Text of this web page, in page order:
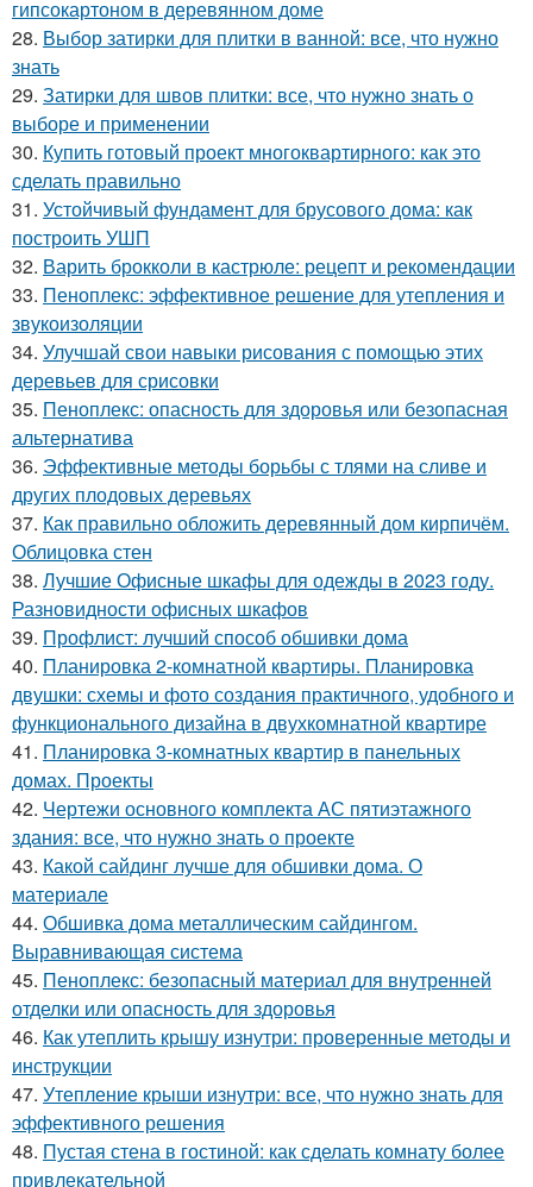
гипсокартоном в деревянном доме
28. Выбор затирки для плитки в ванной: все, что нужно
знать
29. Затирки для швов плитки: все, что нужно знать о
выборе и применении
30. Купить готовый проект многоквартирного: как это
сделать правильно
31. Устойчивый фундамент для брусового дома: как
построить УШП
32. Варить брокколи в кастрюле: рецепт и рекомендации
33. Пеноплекс: эффективное решение для утепления и
звукоизоляции
34. Улучшай свои навыки рисования с помощью этих
деревьев для срисовки
35. Пеноплекс: опасность для здоровья или безопасная
альтернатива
36. Эффективные методы борьбы с тлями на сливе и
других плодовых деревьях
37. Как правильно обложить деревянный дом кирпичём.
Облицовка стен
38. Лучшие Офисные шкафы для одежды в 2023 году.
Разновидности офисных шкафов
39. Профлист: лучший способ обшивки дома
40. Планировка 2-комнатной квартиры. Планировка
двушки: схемы и фото создания практичного, удобного и
функционального дизайна в двухкомнатной квартире
41. Планировка 3-комнатных квартир в панельных
домах. Проекты
42. Чертежи основного комплекта АС пятиэтажного
здания: все, что нужно знать о проекте
43. Какой сайдинг лучше для обшивки дома. О
материале
44. Обшивка дома металлическим сайдингом.
Выравнивающая система
45. Пеноплекс: безопасный материал для внутренней
отделки или опасность для здоровья
46. Как утеплить крышу изнутри: проверенные методы и
инструкции
47. Утепление крыши изнутри: все, что нужно знать для
эффективного решения
48. Пустая стена в гостиной: как сделать комнату более
привлекательной